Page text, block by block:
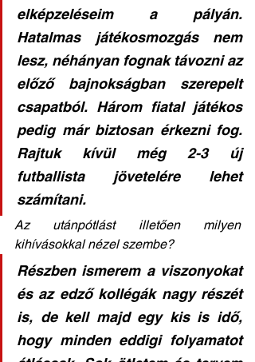
elképzeléseim a pályán.
Hatalmas játékosmozgás nem
lesz, néhányan fognak távozni az
előző bajnokságban szerepelt
csapatból. Három fiatal játékos
pedig már biztosan érkezni fog.
Rajtuk kívül még 2-3 új
futballista jövetelére lehet
számítani.
Az utánpótlást illetően milyen
kihívásokkal nézel szembe?
Részben ismerem a viszonyokat
és az edző kollégák nagy részét
is, de kell majd egy kis is idő,
hogy minden eddigi folyamatot